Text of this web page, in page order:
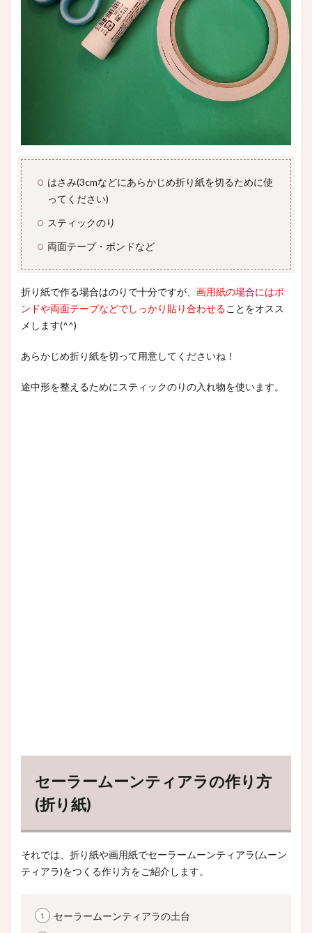
はさみ(3cmなどにあらかじめ折り紙を切るために使
ってください)
スティックのり
両面テープ・ボンドなど
折り紙で作る場合はのりで十分ですが、 画用紙の場合にはボ
ンドや両面テープなどでしっかり貼り合わせることをオスス
メします(^^)
あらかじめ折り紙を切って用意してくださいね！
途中形を整えるためにスティックのりの入れ物を使います。
セーラームーンティアラの作り方
(折り紙)
それでは、折り紙や画用紙でセーラームーンティアラ(ムーン
ティアラ)をつくる作り方をご紹介します。
セーラームーンティアラの土台